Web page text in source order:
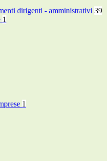
dirigenti - amministrativi 39
1
1